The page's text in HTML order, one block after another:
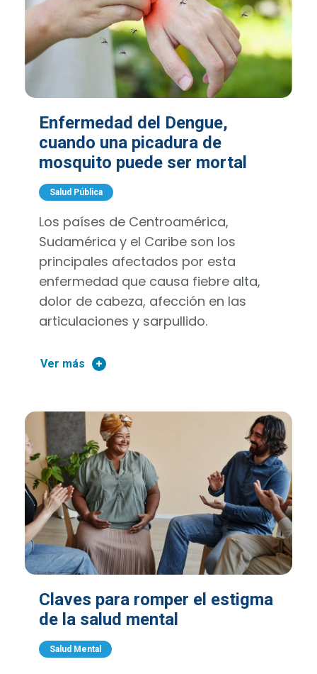
Enfermedad del Dengue,
cuando una picadura de
mosquito puede ser mortal
Salud Pública
Los países de Centroamérica,
Sudamérica y el Caribe son los
principales afectados por esta
enfermedad que causa fiebre alta,
dolor de cabeza, afección en las
articulaciones y sarpullido.
Ver más
Claves para romper el estigma
de la salud mental
Salud Mental